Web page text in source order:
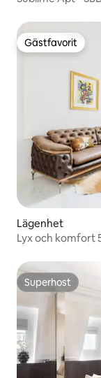
Gästfavorit
Gästfavorit
Lägenhet
Lyx och komfort
Superhost
Superhost